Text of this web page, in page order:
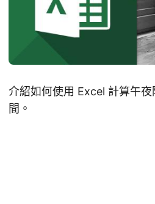
介紹如何使用 Excel 計算午
間。